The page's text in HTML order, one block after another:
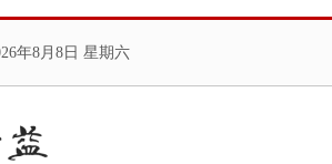
年8月8日 星期六